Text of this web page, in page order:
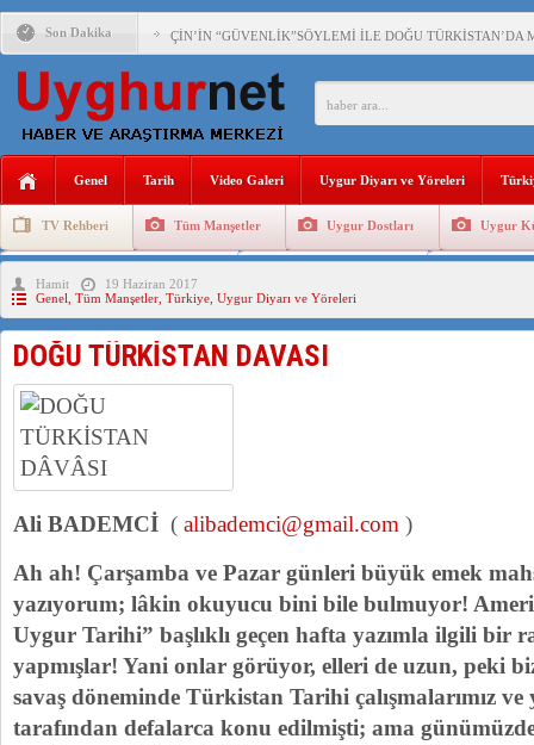
Son Dakika ÇİN’İN “GÜVENLİK”SÖYLEMİ İLE DOĞU TÜRKİSTAN’DA
PAKİSTAN,AFGANİSTAN’DA YAŞAYAN UYGURLARA
ANAHTAR PARTİ GENEL BAŞKANI AĞIRALİOĞLU :
ÇİN’İN DOĞU TÜRKİSTAN’DAKİ UYGULAMALARI
150 YILDIR KAYNAYAN YARAMIZ : ÇİN İŞGALİNDEKİ
ÇİN’İN UYGUR POLİTİKALARINI ÖVEN DİYANET
MHP’DEN URUMÇİ KATLİAMI MESAJİ : 05.07.2009
Genel Tarih Video Galeri Uygur Diyarı ve Yöreleri
TV Rehberi Tüm Manşetler Uygur Dostları Uygur
Uygurlarda Düğün ve Cenaze
Hamit
19 Haziran 2017
Genel Tüm Manşetler Türkiye Uygur Diyarı ve Yöreleri
DOĞU TÜRKİSTAN DAVASI
Ali BADEMCİ ( alibademci@gmail.com )
Ah ah! Çarşamba ve Pazar günleri büyük emek
yazıyorum; lâkin okuyucu bini bile bulmuyor!
Uygur Tarihi” başlıklı geçen hafta yazımla ilgili bir
yapmışlar! Yani onlar görüyor, elleri de uzun, peki
savaş döneminde Türkistan Tarihi çalışmalarımız ve
tarafından defalarca konu edilmişti; ama